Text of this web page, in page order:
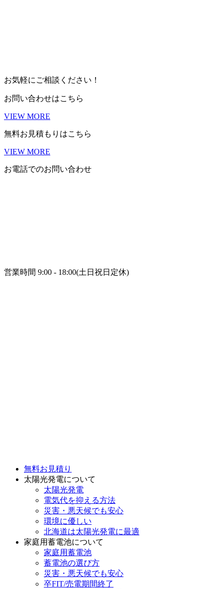
お気軽にご相談ください！
お問い合わせはこちら
VIEW MORE
無料お見積もりはこちら
VIEW MORE
お電話でのお問い合わせ
営業時間 9:00 - 18:00(土日祝日定休)
無料お見積り
太陽光発電について
太陽光発電
電気代を抑える方法
災害・悪天候でも安心
環境に優しい
北海道は太陽光発電に最適
家庭用蓄電池について
家庭用蓄電池
蓄電池の選び方
災害・悪天候でも安心
卒FIT/売電期間終了